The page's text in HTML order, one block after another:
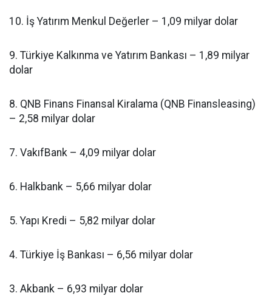
10. İş Yatırım Menkul Değerler – 1,09 milyar dolar
9. Türkiye Kalkınma ve Yatırım Bankası – 1,89 milyar
dolar
8. QNB Finans Finansal Kiralama (QNB Finansleasing)
– 2,58 milyar dolar
7. VakıfBank – 4,09 milyar dolar
6. Halkbank – 5,66 milyar dolar
5. Yapı Kredi – 5,82 milyar dolar
4. Türkiye İş Bankası – 6,56 milyar dolar
3. Akbank – 6,93 milyar dolar